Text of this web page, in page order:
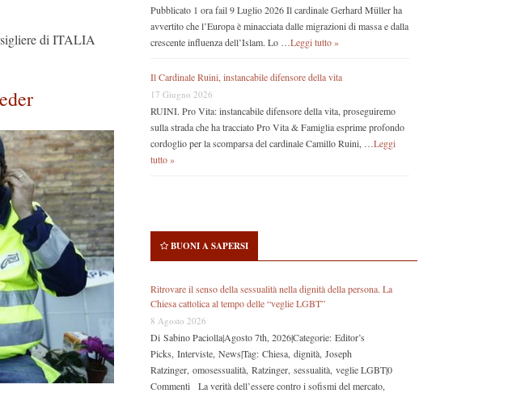
di ITALIA
Pubblicato 1 ora fail 9 Luglio 2026 Il cardinale Gerhard Müller ha
avvertito che l’Europa è minacciata dalle migrazioni di massa e dalla
crescente influenza dell’Islam. Lo … Leggi tutto »
Il Cardinale Ruini, instancabile difensore della vita
17 Giugno 2026
RUINI. Pro Vita: instancabile difensore della vita, proseguiremo
sulla strada che ha tracciato Pro Vita & Famiglia esprime profondo
cordoglio per la scomparsa del cardinale Camillo Ruini, … Leggi
tutto »
BUONI A SAPERSI
Ritrovare il senso della sessualità nella dignità della persona. La
Chiesa cattolica al tempo delle “veglie LGBT”
8 Agosto 2026
Di Sabino Paciolla|Agosto 7th, 2026|Categorie: Editor’s
Picks, Interviste, News|Tag: Chiesa, dignità, Joseph
Ratzinger, omosessualità, Ratzinger, sessualità, veglie LGBT|0
Commenti La verità dell’essere contro i sofismi del mercato,